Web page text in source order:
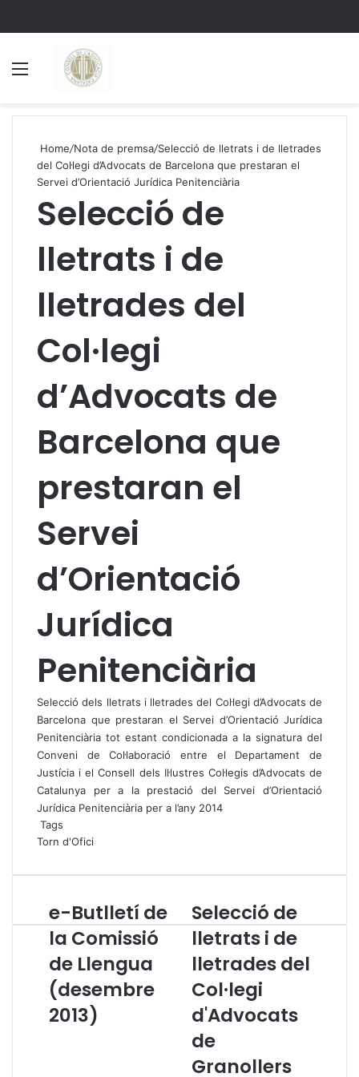
Home/Nota de premsa/Selecció de lletrats i de lletrades
del Col·legi d’Advocats de Barcelona que prestaran el
Servei d’Orientació Jurídica Penitenciària
Selecció de
lletrats i de
lletrades del
Col·legi
d’Advocats de
Barcelona que
prestaran el
Servei
d’Orientació
Jurídica
Penitenciària
Selecció dels lletrats i lletrades del Col·legi d’Advocats de
Barcelona que prestaran el Servei d’Orientació Jurídica
Penitenciària tot estant condicionada a la signatura del
Conveni de Col·laboració entre el Departament de
Justícia i el Consell dels Il·lustres Col·legis d’Advocats de
Catalunya per a la prestació del Servei d’Orientació
Jurídica Penitenciària per a l’any 2014
Tags
Torn d'Ofici
e
-
u
l
l
e
e-Butlletí de
la Comissió
de Llengua
(desembre
2013)
S
e
e
c
ó
d
e
Selecció de
lletrats i de
lletrades del
Col·legi
d'Advocats
de
Granollers